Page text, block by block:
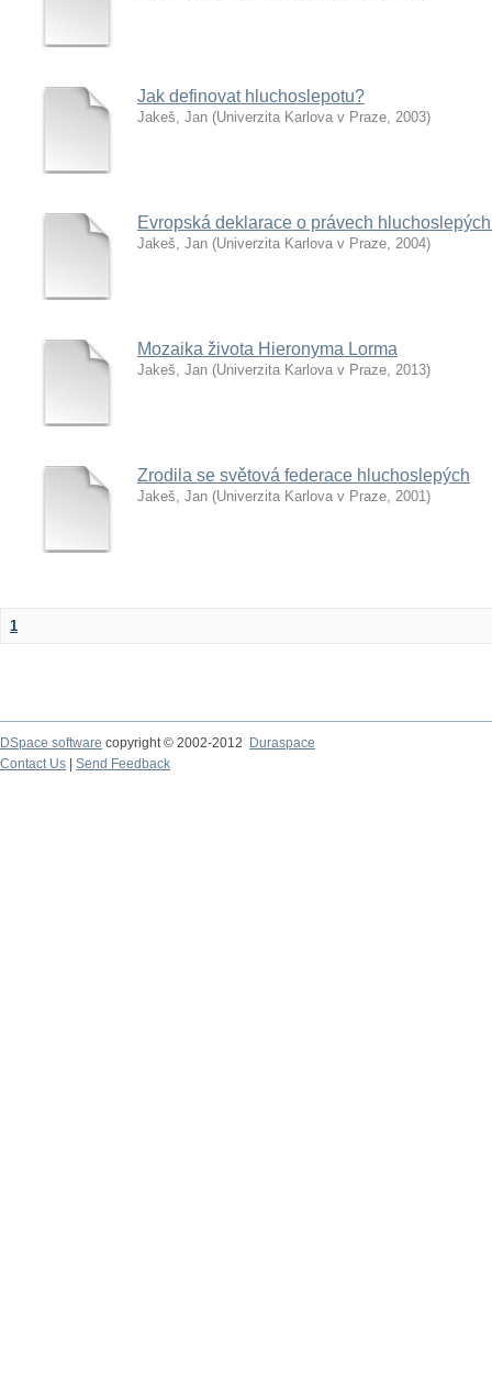
Jak definovat hluchoslepotu?
Jakeš, Jan (Univerzita Karlova v Praze, 2003)
Evropská deklarace o právech
Jakeš, Jan (Univerzita Karlova v Praze, 2004)
Mozaika života Hieronyma Lorma
Jakeš, Jan (Univerzita Karlova v Praze, 2013)
Zrodila se světová federace hluchoslepých
Jakeš, Jan (Univerzita Karlova v Praze, 2001)
1
DSpace software copyright © 2002-2012
Duraspace
Contact Us
Send Feedback